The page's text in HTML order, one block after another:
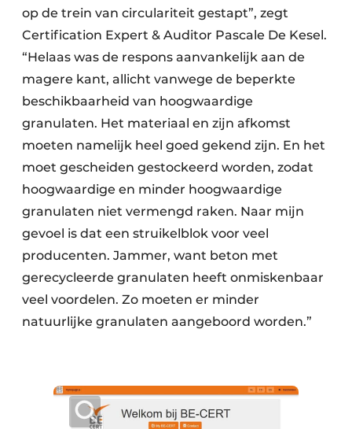
op de trein van circulariteit gestapt”, zegt
Certification Expert & Auditor Pascale De Kesel.
“Helaas was de respons aanvankelijk aan de
magere kant, allicht vanwege de beperkte
beschikbaarheid van hoogwaardige
granulaten. Het materiaal en zijn afkomst
moeten namelijk heel goed gekend zijn. En het
moet gescheiden gestockeerd worden, zodat
hoogwaardige en minder hoogwaardige
granulaten niet vermengd raken. Naar mijn
gevoel is dat een struikelblok voor veel
producenten. Jammer, want beton met
gerecycleerde granulaten heeft onmiskenbaar
veel voordelen. Zo moeten er minder
natuurlijke granulaten aangeboord worden.”